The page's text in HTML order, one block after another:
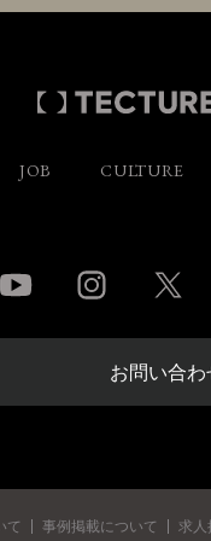
JOB CULTURE
YouTube Instagram
お問い合わ
て 事例掲載について 求人